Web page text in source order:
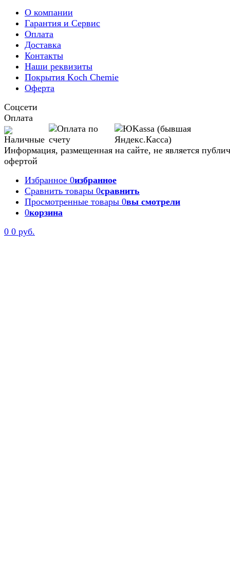
О компании
Гарантия и Сервис
Оплата
Доставка
Контакты
Наши реквизиты
Покрытия Koch Chemie
Оферта
Соцсети
Оплата
Информация, размещенная на сайте, не является
офертой
Избранное 0избранное
Сравнить товары 0сравнить
Просмотренные товары 0вы смотрели
0корзина
0 0 руб.